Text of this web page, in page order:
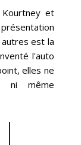
et
est la
l'auto
elles ne
ni même